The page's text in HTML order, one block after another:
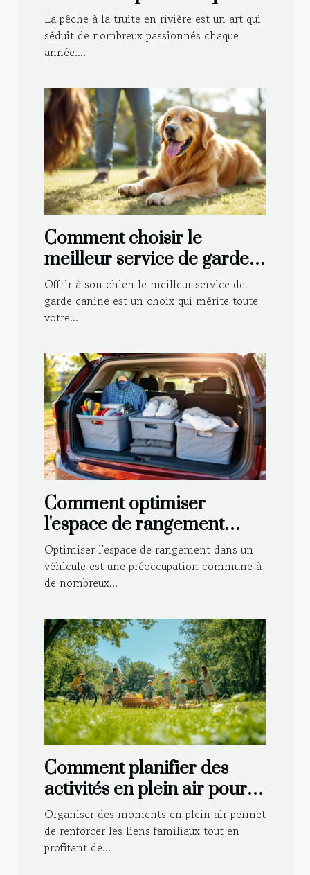
type de rivière ?
La pêche à la truite en rivière est un art qui
séduit de nombreux passionnés chaque
année....
Comment choisir le
meilleur service de garde
canine pour votre
compagnon ?
Offrir à son chien le meilleur service de
garde canine est un choix qui mérite toute
votre...
Comment optimiser
l'espace de rangement
dans votre véhicule ?
Optimiser l'espace de rangement dans un
véhicule est une préoccupation commune à
de nombreux...
Comment planifier des
activités en plein air pour
toute la famille ?
Organiser des moments en plein air permet
de renforcer les liens familiaux tout en
profitant de...